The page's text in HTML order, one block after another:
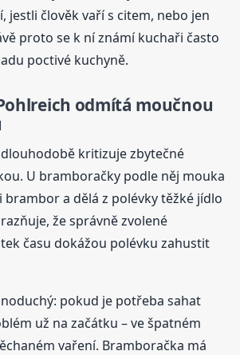
jestli člověk vaří s citem, nebo jen
proto se k ní známí kuchaři často
poctivé kuchyně.
odmítá moučnou
kritizuje zbytečné
U bramboračky podle něj mouka
brambor a dělá z polévky těžké jídlo
že správně zvolené
času dokážou polévku zahustit
pokud je potřeba sahat
už na začátku – ve špatném
vaření. Bramboračka má